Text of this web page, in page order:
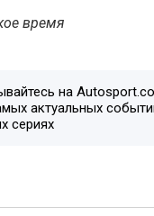
время
на
актуальных
сериях